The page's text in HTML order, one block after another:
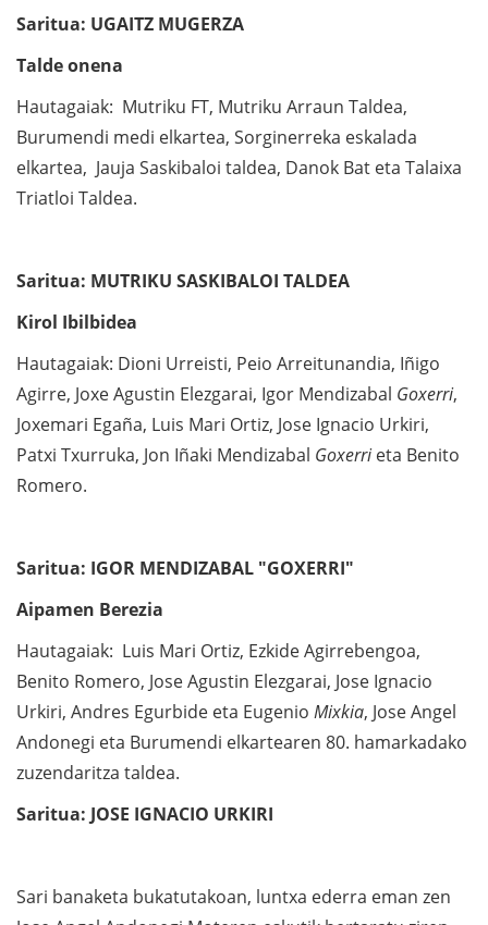
Saritua: UGAITZ MUGERZA
Talde onena
Hautagaiak: Mutriku FT, Mutriku Arraun Taldea,
Burumendi medi elkartea, Sorginerreka eskalada
elkartea, Jauja Saskibaloi taldea, Danok Bat eta Talaixa
Triatloi Taldea.
Saritua: MUTRIKU SASKIBALOI TALDEA
Kirol Ibilbidea
Hautagaiak: Dioni Urreisti, Peio Arreitunandia, Iñigo
Agirre, Joxe Agustin Elezgarai, Igor Mendizabal Goxerri,
Joxemari Egaña, Luis Mari Ortiz, Jose Ignacio Urkiri,
Patxi Txurruka, Jon Iñaki Mendizabal Goxerrieta Benito
Romero.
Saritua: IGOR MENDIZABAL "GOXERRI"
Aipamen Berezia
Hautagaiak: Luis Mari Ortiz, Ezkide Agirrebengoa,
Benito Romero, Jose Agustin Elezgarai, Jose Ignacio
Urkiri, Andres Egurbide eta Eugenio Mixkia, Jose Angel
Andonegi eta Burumendi elkartearen 80. hamarkadako
zuzendaritza taldea.
Saritua: JOSE IGNACIO URKIRI
Sari banaketa bukatutakoan, luntxa ederra eman zen